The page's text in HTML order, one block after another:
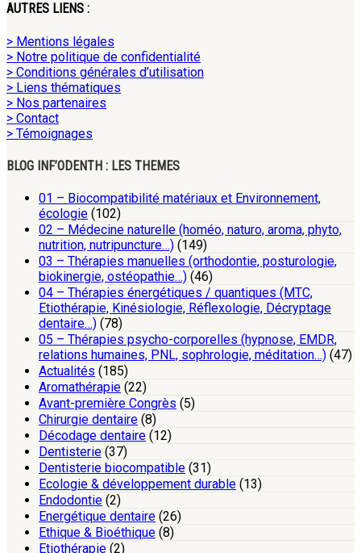
AUTRES LIENS :
> Mentions légales
> Notre politique de confidentialité
> Conditions générales d’utilisation
> Liens thématiques
> Nos partenaires
> Contact
> Témoignages
BLOG INF’ODENTH : LES THEMES
01 – Biocompatibilité matériaux et Environnement,
écologie (102)
02 – Médecine naturelle (homéo, naturo, aroma, phyto,
nutrition, nutripuncture…) (149)
03 – Thérapies manuelles (orthodontie, posturologie,
biokinergie, ostéopathie…) (46)
04 – Thérapies énergétiques / quantiques (MTC,
Etiothérapie, Kinésiologie, Réflexologie, Décryptage
dentaire…) (78)
05 – Thérapies psycho-corporelles (hypnose, EMDR,
relations humaines, PNL, sophrologie, méditation…) (47)
Actualités (185)
Aromathérapie (22)
Avant-première Congrès (5)
Chirurgie dentaire (8)
Décodage dentaire (12)
Dentisterie (37)
Dentisterie biocompatible (31)
Ecologie & développement durable (13)
Endodontie (2)
Energétique dentaire (26)
Ethique & Bioéthique (8)
Etiothérapie (2)